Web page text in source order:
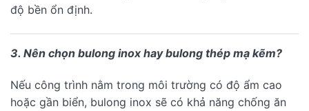
độ bền ổn định.
3. Nên chọn bulong inox hay bulong thép mạ kẽm?
Nếu công trình nằm trong môi trường có độ ẩm cao
hoặc gần biển, bulong inox sẽ có khả năng chống ăn